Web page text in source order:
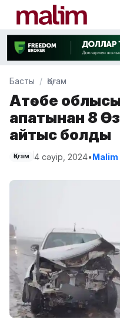
Басты Қоғам
Ақтөбе
апатынан 8
қайтыс болды
Қоғам 4 сәуір, 2024•